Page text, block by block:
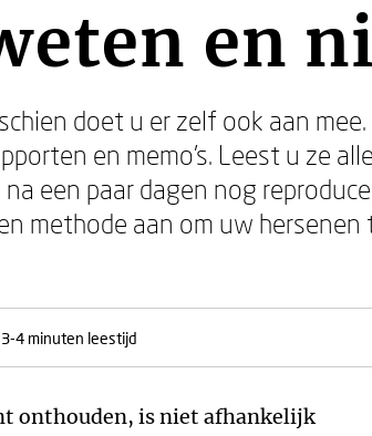
en
doet u er zelf ook aan
en memo’s. Leest u ze
een paar dagen nog
methode aan om uw
3-4 minuten leestijd
onthouden, is niet afhankelijk